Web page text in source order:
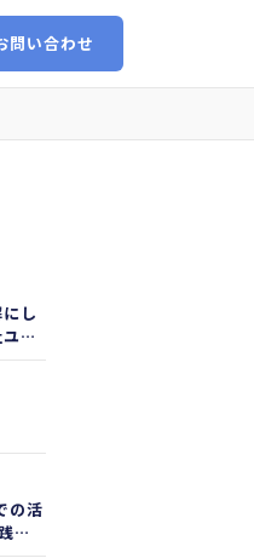
問い合わせ
し
カ
の活
ガ